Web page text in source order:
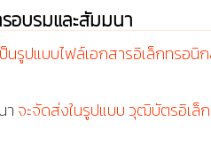
อบรมและสัมมนา
ป็นรูปแบบไฟล์เอกสารอิเล็กทรอนิ
า จะจัดส่งในรูปแบบ วุฒิบัตรอิเล็